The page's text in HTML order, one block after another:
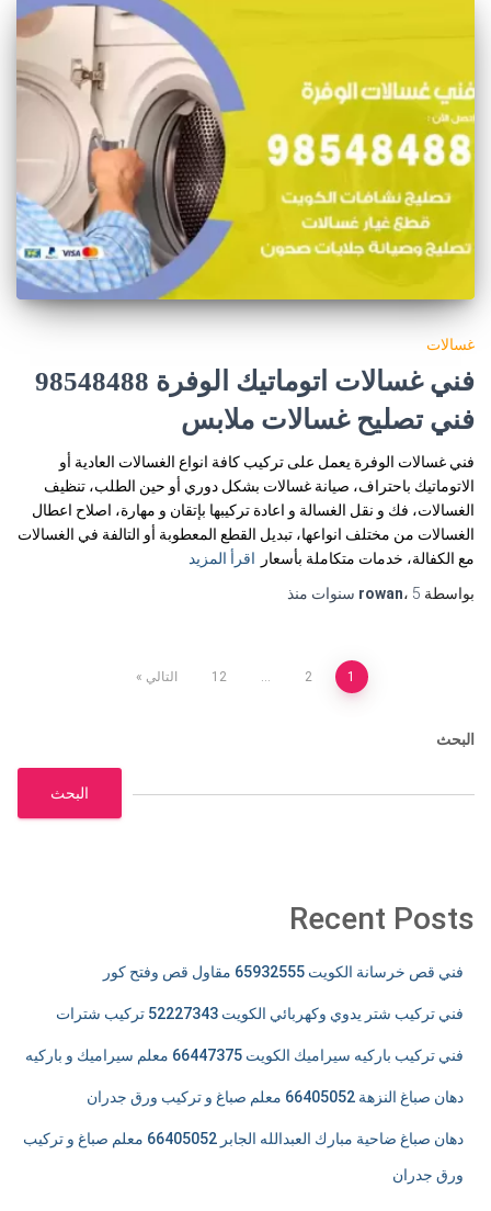
غسالات
فني غسالات اتوماتيك الوفرة 98548488
فني تصليح غسالات ملابس
فني غسالات الوفرة يعمل على تركيب كافة انواع الغسالات العادية أو
الاتوماتيك باحتراف، صيانة غسالات بشكل دوري أو حين الطلب، تنظيف
الغسالات، فك و نقل الغسالة و اعادة تركيبها بإتقان و مهارة، اصلاح اعطال
الغسالات من مختلف انواعها، تبديل القطع المعطوبة أو التالفة في الغسالات
مع الكفالة، خدمات متكاملة بأسعار
اقرأ المزيد
بواسطة
rowan، 5 سنوات منذ
صفحات
1
2
12 التالي
البحث
البحث
Recent Posts
فني قص خرسانة الكويت 65932555 مقاول قص وفتح كور
فني تركيب شتر يدوي وكهربائي الكويت 52227343 تركيب شترات
فني تركيب باركيه سيراميك الكويت 66447375 معلم سيراميك و باركيه
دهان صباغ النزهة 66405052 معلم صباغ و تركيب ورق جدران
دهان صباغ ضاحية مبارك العبدالله الجابر 66405052 معلم صباغ و تركيب
ورق جدران